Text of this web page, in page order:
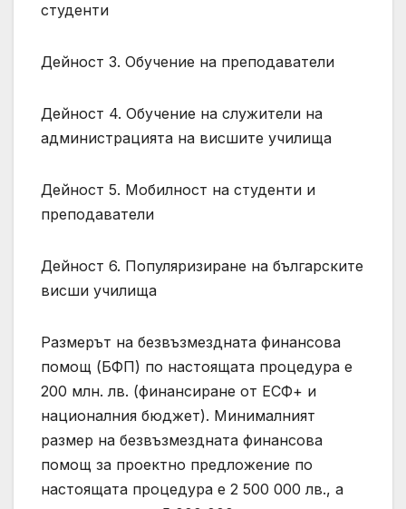
студенти
Дейност 3. Обучение на преподаватели
Дейност 4. Обучение на служители на
администрацията на висшите училища
Дейност 5. Мобилност на студенти и
преподаватели
Дейност 6. Популяризиране на българските
висши училища
Размерът на безвъзмездната финансова
помощ (БФП) по настоящата процедура е
200 млн. лв. (финансиране от ЕСФ+ и
националния бюджет). Минималният
размер на безвъзмездната финансова
помощ за проектно предложение по
настоящата процедура е 2 500 000 лв., а